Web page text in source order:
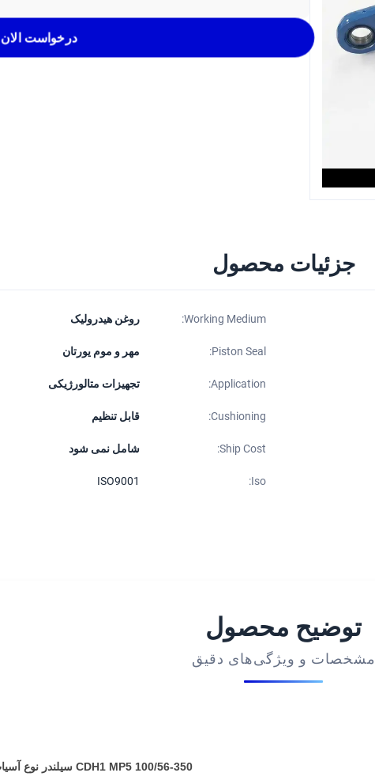
درخواست الان
جزئیات محصول
Working Medium: روغن هیدرولیک
Piston Seal: مهر و موم یورتان
Application: تجهیزات متالورژیکی
Cushioning: قابل تنظیم
Ship Cost: شامل نمی شود
Iso:
ISO9001
توضیح محصول
مشخصات و ویژگی‌های دقیق
CDH1 MP5 100/56-350 سیلندر نوع آسیاب با سوار کننده کروی 250 بار فشار بالا